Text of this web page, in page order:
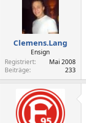
Clemens.Lang
Ensign
Registriert
Mai 2008
Beiträge
233